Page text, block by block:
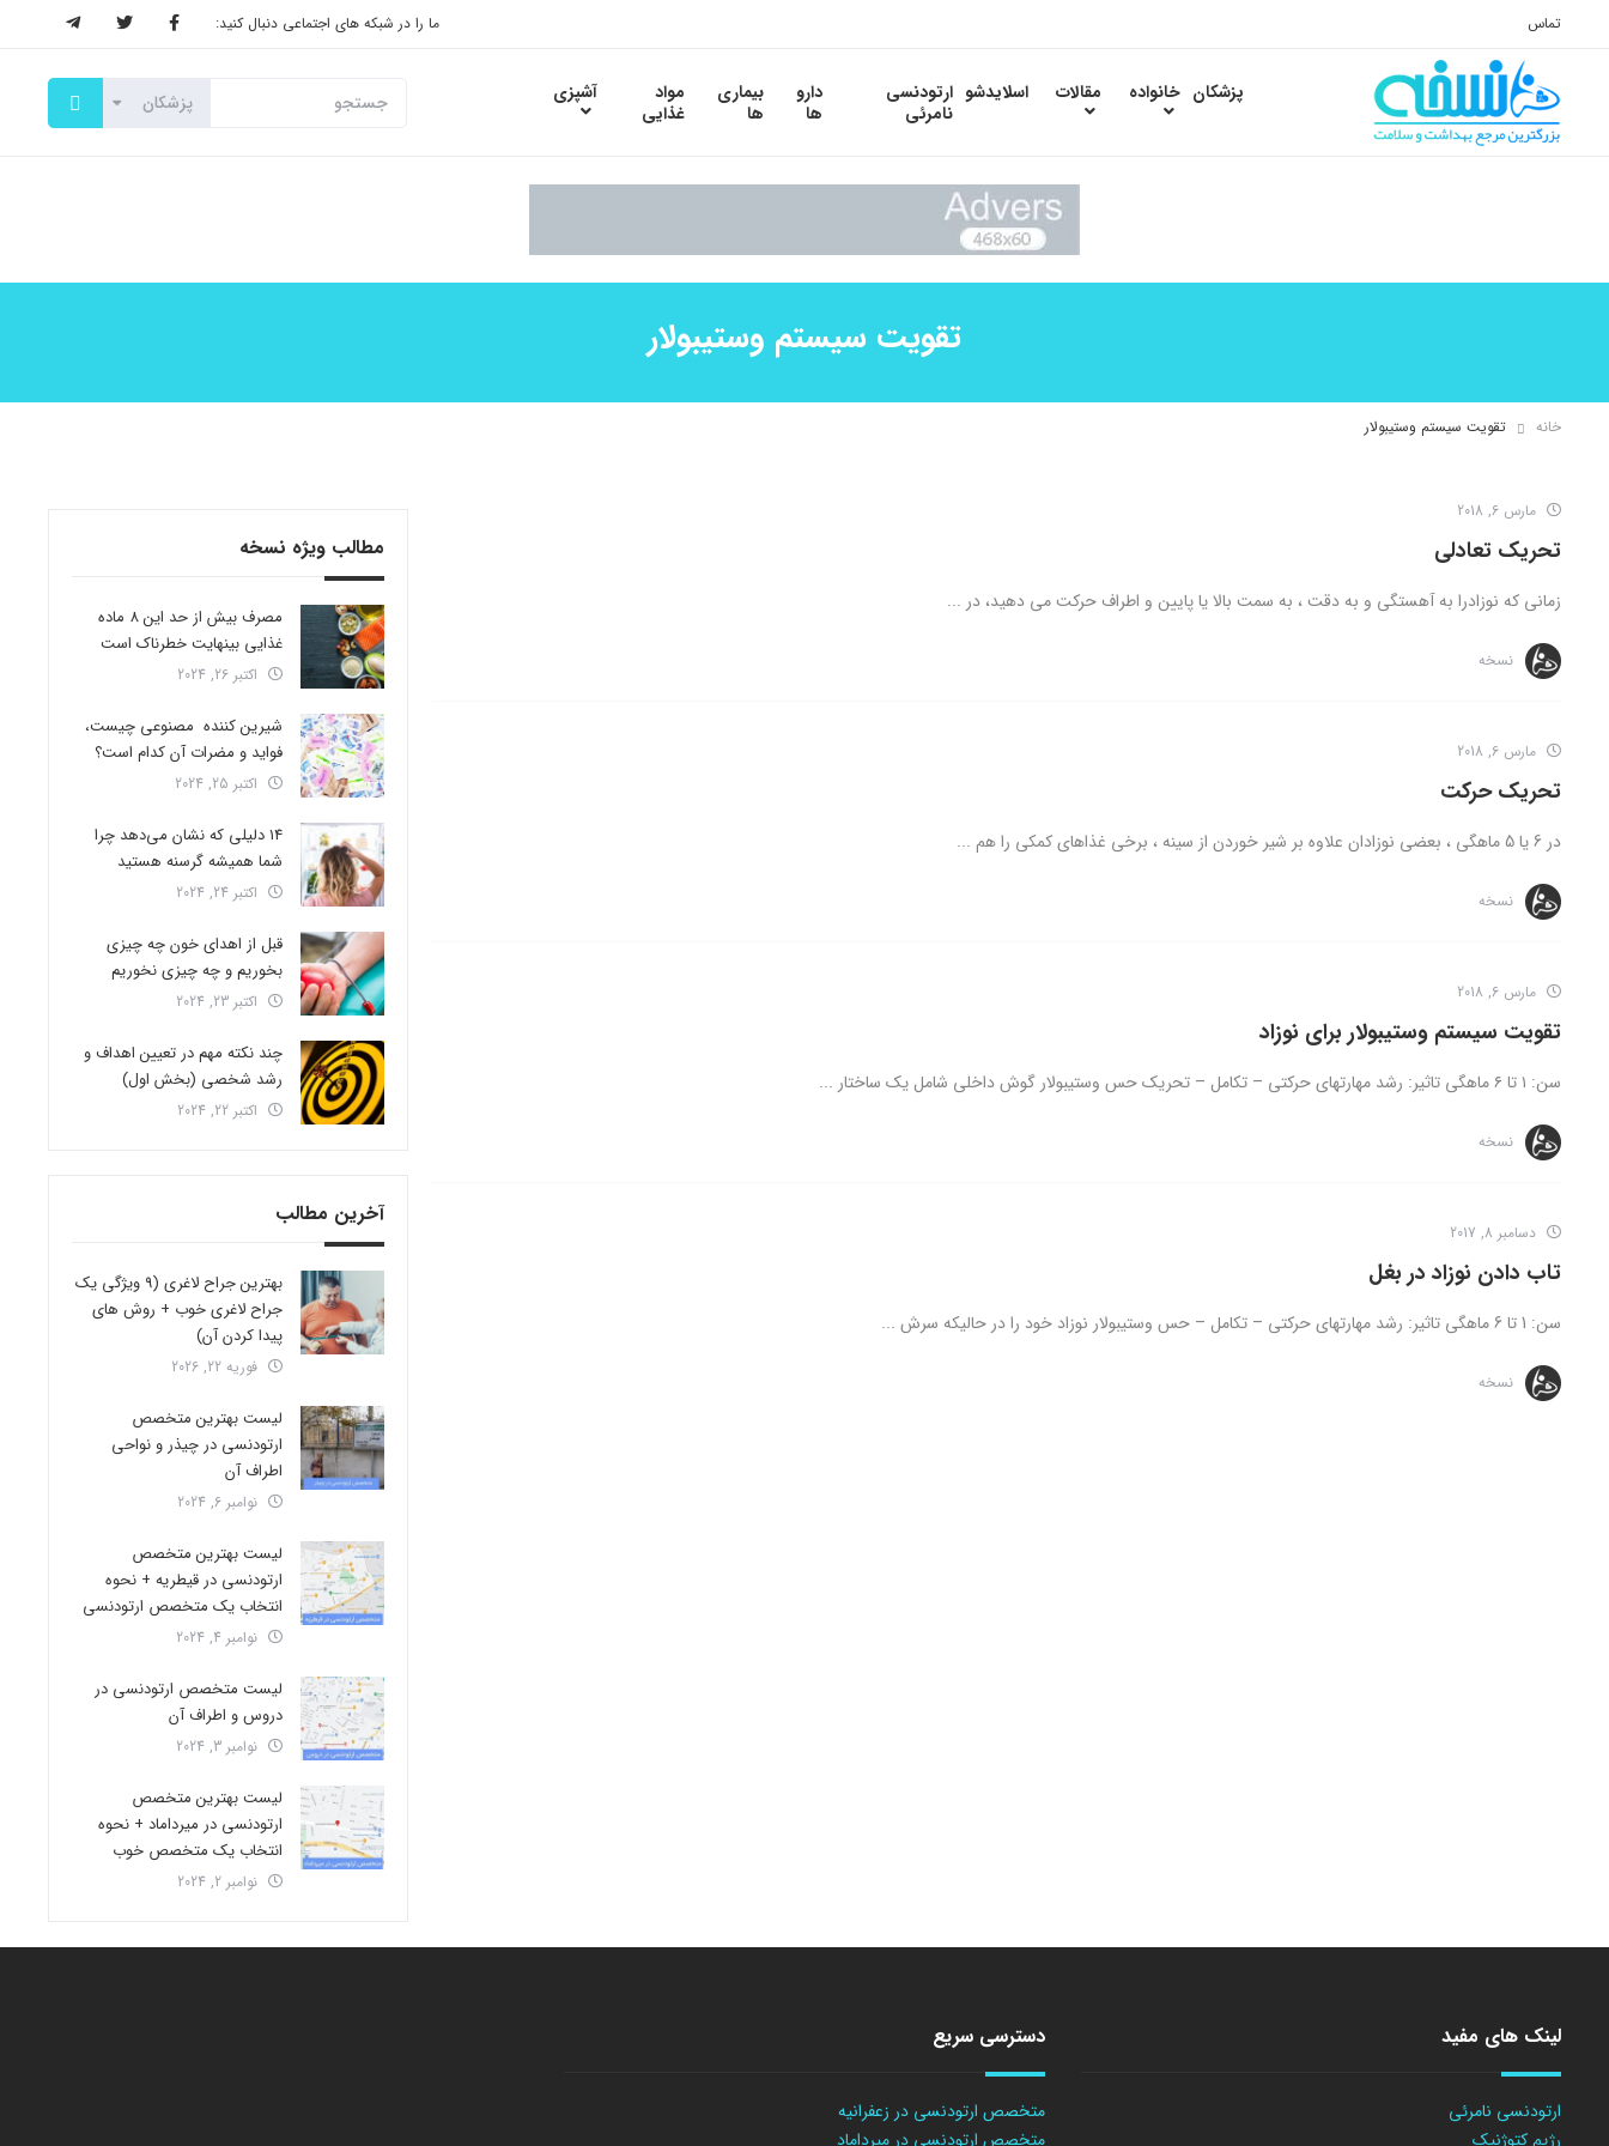
تماس ما را در شبکه های اجتماعی دنبال کنید:
پزشکان خانواده مقالات اسلایدشو ارتودنسی
نامرئی
دارو
ها
بیماری
ها
مواد
غذایی
آشپزی
تقویت سیستم وستیبولار
خانه تقویت سیستم وستیبولار
مارس 6, 2018
تحریک تعادلی
زمانی که نوزادرا به آهستگی و به دقت ، به سمت بالا یا پایین و اطراف حرکت می دهید، در ...
نسخه
مارس 6, 2018
تحریک حرکت
در 6 یا 5 ماهگی ، بعضی نوزادان علاوه بر شیر خوردن از سینه ، برخی غذاهای کمکی را هم ...
نسخه
مارس 6, 2018
تقویت سیستم وستیبولار برای نوزاد
سن: ۱ تا ۶ ماهگی تاثیر: رشد مهارتهای حرکتی – تکامل – تحریک حس وستیبولار گوش داخلی شامل یک ساختار ...
نسخه
دسامبر 8, 2017
تاب دادن نوزاد در بغل
سن: 1 تا 6 ماهگی تاثیر: رشد مهارتهای حرکتی – تکامل – حس وستیبولار نوزاد خود را در حالیکه سرش ...
نسخه
مطالب ویژه نسخه
مصرف بیش از حد این 8 ماده
غذایی بینهایت خطرناک است
اکتبر 26, 2024
شیرین کننده مصنوعی چیست،
فواید و مضرات آن کدام است؟
اکتبر 25, 2024
14 دلیلی که نشان می‌دهد چرا
شما همیشه گرسنه هستید
اکتبر 24, 2024
قبل از اهدای خون چه چیزی
بخوریم و چه چیزی نخوریم
اکتبر 23, 2024
چند نکته مهم در تعیین اهداف و
رشد شخصی (بخش اول)
اکتبر 22, 2024
آخرین مطالب
بهترین جراح لاغری (9 ویژگی یک
جراح لاغری خوب + روش های
پیدا کردن آن)
فوریه 22, 2026
لیست بهترین متخصص
ارتودنسی در چیذر و نواحی
اطراف آن
نوامبر 6, 2024
لیست بهترین متخصص
ارتودنسی در قیطریه + نحوه
انتخاب یک متخصص ارتودنسی
نوامبر 4, 2024
لیست متخصص ارتودنسی در
دروس و اطراف آن
نوامبر 3, 2024
لیست بهترین متخصص
ارتودنسی در میرداماد + نحوه
انتخاب یک متخصص خوب
نوامبر 2, 2024
لینک های مفید
ارتودنسی نامرئی
رژیم کتوژنیک
دسترسی سریع
متخصص ارتودنسی در زعفرانیه
متخصص ارتودنسی در میرداماد